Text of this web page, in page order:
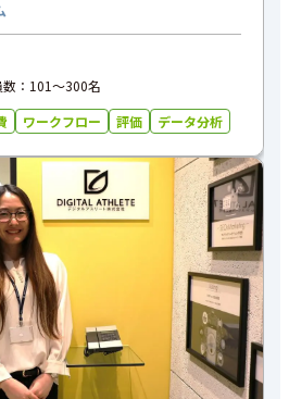
：101〜300名
ワークフロー 評価 データ分析